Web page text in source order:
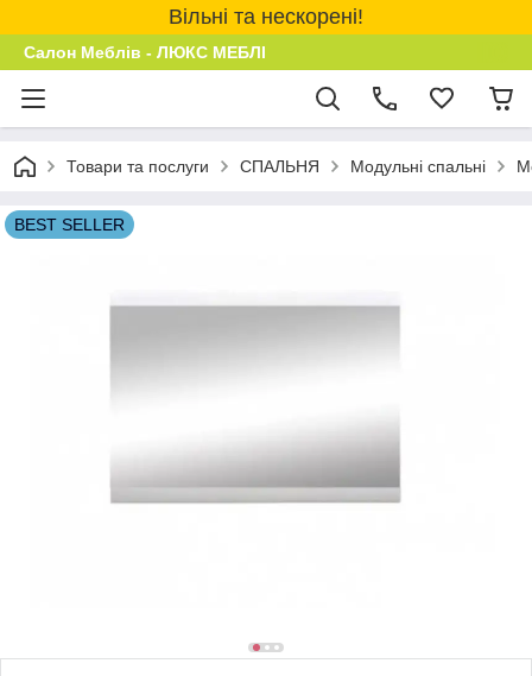
Вільні та нескорені!
Салон Меблів - ЛЮКС МЕБЛІ
Товари та послуги СПАЛЬНЯ Модульні спальні
BEST SELLER